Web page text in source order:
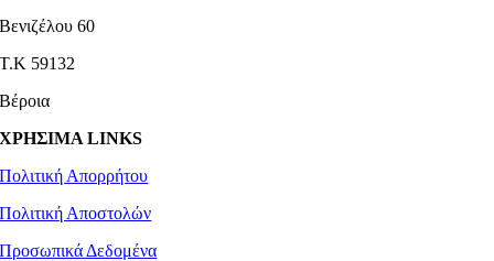
Βενιζέλου 60
Τ.Κ 59132
Βέροια
ΧΡΗΣΙΜΑ LINKS
Πολιτική Απορρήτου
Πολιτική Αποστολών
Προσωπικά Δεδομένα